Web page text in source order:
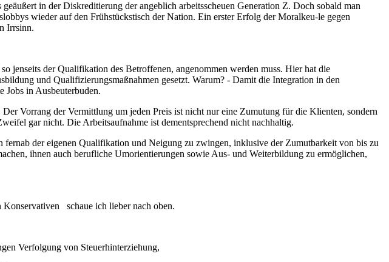
in der Diskreditierung der angeblich arbeitsscheuen Generation Z. Doch sobald man
wieder auf den Frühstückstisch der Nation. Ein erster Erfolg der Moralkeu-le gegen
Irrsinn.
jenseits der Qualifikation des Betroffenen, angenommen werden muss. Hier hat die
und Qualifizierungsmaßnahmen gesetzt. Warum? - Damit die Integration in den
Jobs in Ausbeuterbuden.
Vorrang der Vermittlung um jeden Preis ist nicht nur eine Zumutung für die Klienten, sondern
gar nicht. Die Arbeitsaufnahme ist dementsprechend nicht nachhaltig.
der eigenen Qualifikation und Neigung zu zwingen, inklusive der Zumutbarkeit von bis zu
ihnen auch berufliche Umorientierungen sowie Aus- und Weiterbildung zu ermöglichen,
Konservativen schaue ich lieber nach oben.
Verfolgung von Steuerhinterziehung,